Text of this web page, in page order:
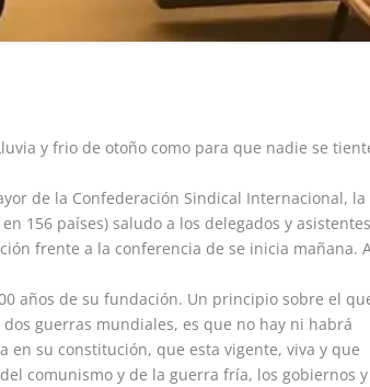
y frio de otoño como para que nadie se
de la Confederación Sindical Internacional, la
156 países) saludo a los delegados y
frente a la conferencia de se inicia mañana.
años de su fundación. Un principio sobre el
guerras mundiales, es que no hay ni habrá
su constitución, que esta vigente, viva y que
comunismo y de la guerra fría, los gobiernos y